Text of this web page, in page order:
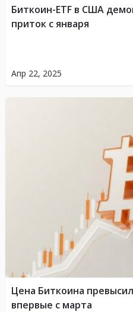
Апр 22, 2025
Биткоин-ETF в США
приток с января
Цена Биткоина
впервые с марта